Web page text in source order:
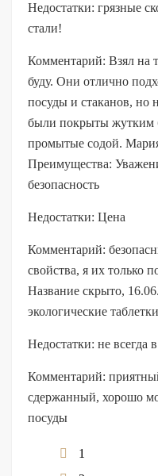
Недостатки: грязные
стали!
Комментарий: Взял на
буду. Они отлично
посуды и стаканов, но
были покрыты жутким
промытые содой.
Преимущества:
безопасность
Недостатки: Цена
Комментарий:
свойства, я их только
Название скрыто,
экологические
Недостатки: не всегда
Комментарий:
сдержанный, хорошо
посуды
1